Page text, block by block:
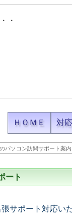
・
ＨＯＭＥ 対
パソコン訪問サポート案内
ート
サポート対応い